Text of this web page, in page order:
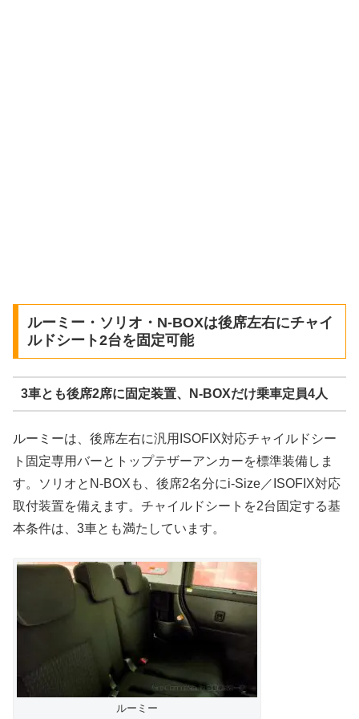
ルーミー・ソリオ・N-BOXは後席左右にチャイ
ルドシート2台を固定可能
3車とも後席2席に固定装置、N-BOXだけ乗車定員4人
ルーミーは、後席左右に汎用ISOFIX対応チャイルドシー
ト固定専用バーとトップテザーアンカーを標準装備しま
す。ソリオとN-BOXも、後席2名分にi-Size／ISOFIX対応
取付装置を備えます。チャイルドシートを2台固定する基
本条件は、3車とも満たしています。
ルーミー